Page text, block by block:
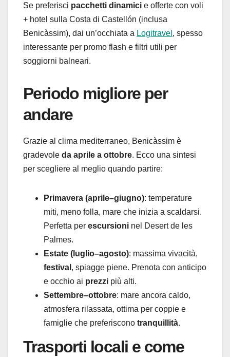
Se preferisci pacchetti dinamici e offerte con voli
+ hotel sulla Costa di Castellón (inclusa
Benicàssim), dai un’occhiata a Logitravel , spesso
interessante per promo flash e filtri utili per
soggiorni balneari.
Periodo migliore per
andare
Grazie al clima mediterraneo, Benicàssim è
gradevole da aprile a ottobre. Ecco una sintesi
per scegliere al meglio quando partire:
Primavera (aprile–giugno): temperature
miti, meno folla, mare che inizia a scaldarsi.
Perfetta per escursioni nel Desert de les
Palmes.
Estate (luglio–agosto): massima vivacità,
festival , spiagge piene. Prenota con anticipo
e occhio ai prezzi più alti.
Settembre–ottobre: mare ancora caldo,
atmosfera rilassata, ottima per coppie e
famiglie che preferiscono tranquillità.
Trasporti locali e come